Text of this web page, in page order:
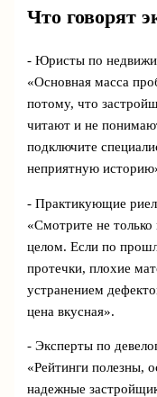
Что говорят
- Юристы по
«Основная масса
потому, что
читают и не
подключите
неприятную
- Практикующие
«Смотрите не
целом. Если по
протечки, плохие
устранением
цена вкусная».
- Эксперты по
«Рейтинги полезны,
надежные